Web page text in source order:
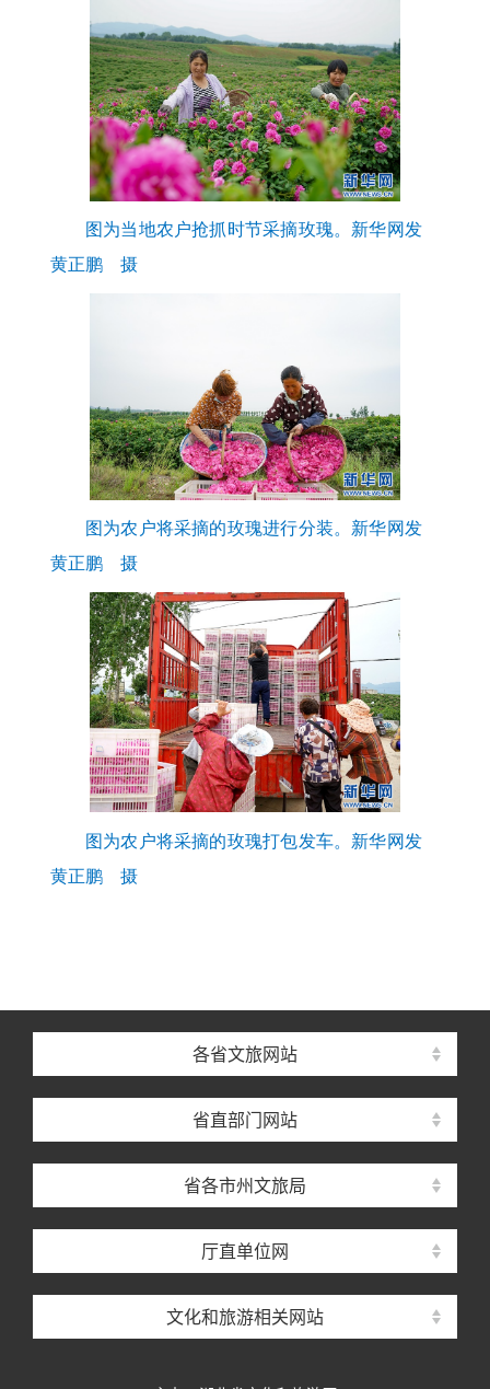
图为当地农户抢抓时节采摘玫瑰。新华网发
黄正鹏 摄
图为农户将采摘的玫瑰进行分装。新华网发
黄正鹏 摄
图为农户将采摘的玫瑰打包发车。新华网发
黄正鹏 摄
各省文旅网站
省直部门网站
省各市州文旅局
厅直单位网
文化和旅游相关网站